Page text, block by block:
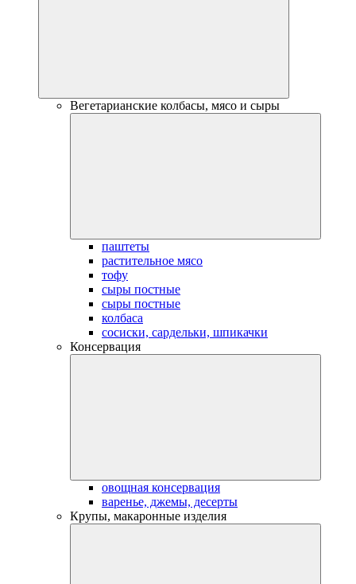
Вегетарианские колбасы, мясо и сыры
паштеты
растительное мясо
тофу
сыры постные
сыры постные
колбаса
сосиски, сардельки, шпикачки
Консервация
овощная консервация
варенье, джемы, десерты
Крупы, макаронные изделия